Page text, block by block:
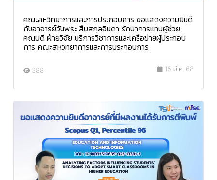
คณะสหวิทยาการและการประกอบการ ขอแสดงความยินดี
กับอาจารย์วันพระ สืบสกุลจินดา รักษาการแทนผู้ช่วย
คณบดี ฝ่ายวิจัย บริการวิชาการและเครือข่ายผู้ประกอบ
การ คณะสหวิทยาการและการประกอบการ
388 15 มี.ค. 68